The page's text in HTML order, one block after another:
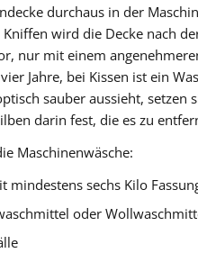
durchaus in der
wird die Decke nach
nur mit einem
Jahre, bei Kissen ist ein
sauber aussieht, setzen
darin fest, die es zu
Maschinenwäsche:
mindestens sechs Kilo
oder